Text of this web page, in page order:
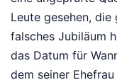
Leute gesehen,
falsches Jubiläum
das Datum für
dem seiner